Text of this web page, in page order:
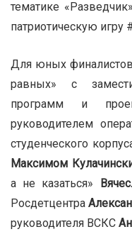
тематике
патриотическую
Для юных финалистов
равных» с
программ и
руководителем
студенческого
Максимом
а не казаться»
Росдетцентра
руководителя ВСКС